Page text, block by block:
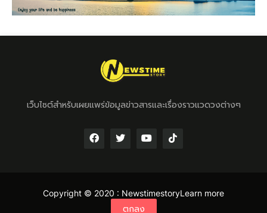
เว็บไซต์สำหรับเผยแพร่ข้อมูลข่าวสารและเรื่องราวแวดวงต่างๆ
Copyright © 2020 : NewstimestoryLearn more
ตกลง